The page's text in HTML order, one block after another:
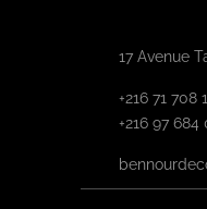
17 Avenue
+216 71 708
+216 97 684